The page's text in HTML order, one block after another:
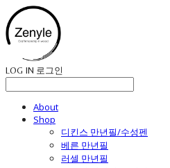
LOG IN 로그인
About
Shop
디킨스 만년필/수성펜
베른 만년필
러셀 만년필